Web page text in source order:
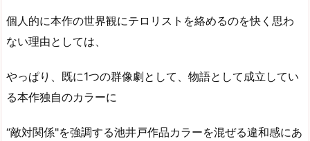
個人的に本作の世界観にテロリストを絡めるのを快く思わ
ない理由としては、
やっぱり、既に1つの群像劇として、物語として成立してい
る本作独自のカラーに
“敵対関係"を強調する池井戸作品カラーを混ぜる違和感にあ